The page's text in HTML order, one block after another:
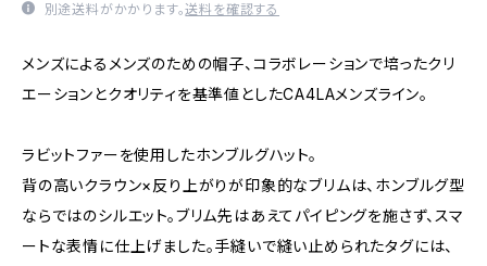
別途送料がかかります。送料を確認する
メンズによるメンズのための帽子、コラボレーションで培ったクリ
エーションとクオリティを基準値としたCA4LAメンズライン。
ラビットファーを使用したホンブルグハット。
背の高いクラウン×反り上がりが印象的なブリムは、ホンブルグ型
ならではのシルエット。ブリム先はあえてパイピングを施さず、スマ
ートな表情に仕上げました。手縫いで縫い止められたタグには、